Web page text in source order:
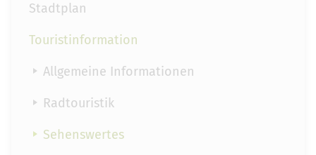
Stadtplan
Touristinformation
Allgemeine Informationen
Radtouristik
Sehenswertes